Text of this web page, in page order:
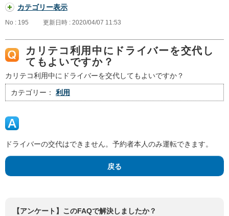
カテゴリー表示
No : 195 更新日時 : 2020/04/07 11:53
カリテコ利用中にドライバーを交代し
てもよいですか？
カリテコ利用中にドライバーを交代してもよいですか？
カテゴリー： 利用
ドライバーの交代はできません。予約者本人のみ運転できます。
戻る
【アンケート】このFAQで解決しましたか？